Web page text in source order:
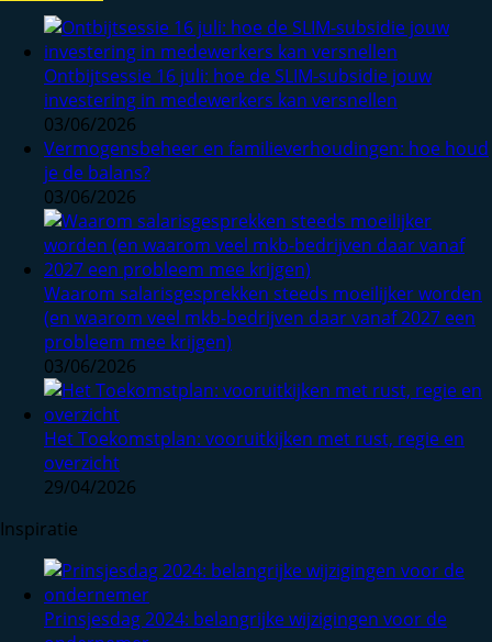
Ontbijtsessie 16 juli: hoe de SLIM-subsidie jouw
investering in medewerkers kan versnellen
03/06/2026
Vermogensbeheer en familieverhoudingen: hoe houd
je de balans?
03/06/2026
Waarom salarisgesprekken steeds moeilijker worden
(en waarom veel mkb-bedrijven daar vanaf 2027 een
probleem mee krijgen)
03/06/2026
Het Toekomstplan: vooruitkijken met rust, regie en
overzicht
29/04/2026
Inspiratie
Prinsjesdag 2024: belangrijke wijzigingen voor de